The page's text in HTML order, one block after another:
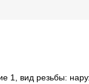
1, вид резьбы: